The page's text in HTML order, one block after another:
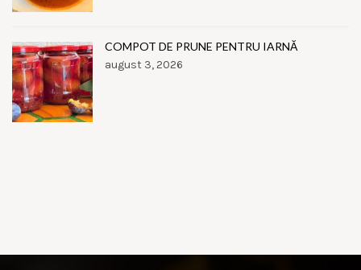
COMPOT DE PRUNE PENTRU IARNĂ
august 3, 2026